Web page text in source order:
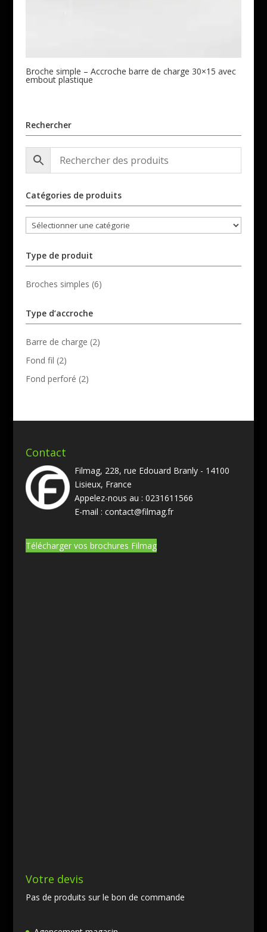
Broche simple – Accroche barre de charge 30×15 avec
embout plastique
Rechercher
Catégories de produits
Type de produit
Broches simples (6)
Type d’accroche
Barre de charge (2)
Fond fil (2)
Fond perforé (2)
Contact
Filmag, 228, rue Edouard Branly - 14100
Lisieux, France
Appelez-nous au : 0231611566
E-mail : contact@filmag.fr
Télécharger vos brochures Filmag
Votre devis
Pas de produits sur le bon de commande